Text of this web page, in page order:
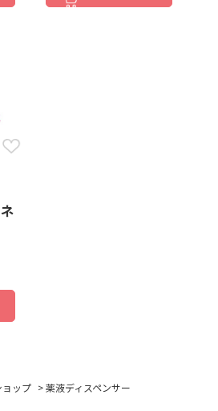
ップ >薬液ディスペンサー